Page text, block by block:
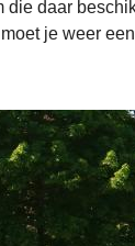
daar
je weer